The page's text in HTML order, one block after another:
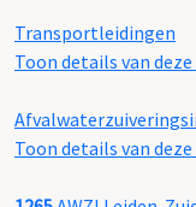
Transportleidingen
Toon details van
Toon details van